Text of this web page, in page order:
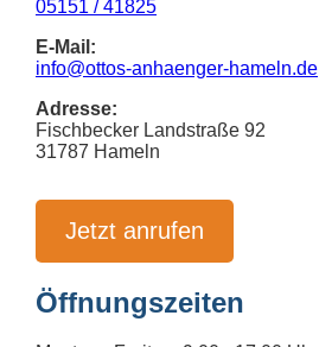
05151 / 41825
E-Mail:
info@ottos-anhaenger-hameln.de
Adresse:
Fischbecker Landstraße 92
31787 Hameln
Jetzt anrufen
Öffnungszeiten